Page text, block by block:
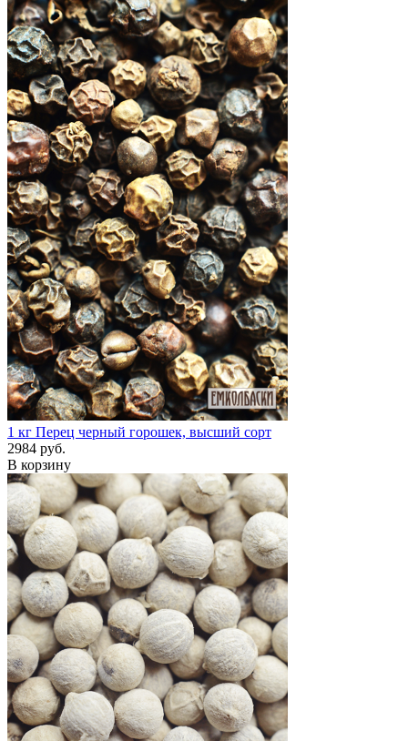
1 кг Перец черный горошек, высший сорт
2984 руб.
В корзину